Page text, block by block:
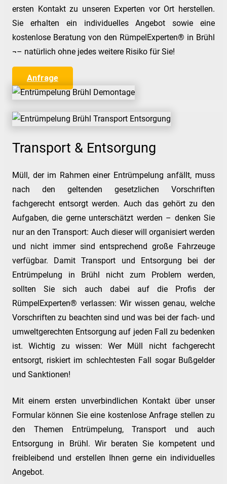
ersten Kontakt zu unseren Experten vor Ort herstellen.
Sie erhalten ein individuelles Angebot sowie eine
kostenlose Beratung von den RümpelExperten® in Brühl
¬– natürlich ohne jedes weitere Risiko für Sie!
Anfrage
Transport & Entsorgung
Müll, der im Rahmen einer Entrümpelung anfällt, muss
nach den geltenden gesetzlichen Vorschriften
fachgerecht entsorgt werden. Auch das gehört zu den
Aufgaben, die gerne unterschätzt werden – denken Sie
nur an den Transport: Auch dieser will organisiert werden
und nicht immer sind entsprechend große Fahrzeuge
verfügbar. Damit Transport und Entsorgung bei der
Entrümpelung in Brühl nicht zum Problem werden,
sollten Sie sich auch dabei auf die Profis der
RümpelExperten® verlassen: Wir wissen genau, welche
Vorschriften zu beachten sind und was bei der fach- und
umweltgerechten Entsorgung auf jeden Fall zu bedenken
ist. Wichtig zu wissen: Wer Müll nicht fachgerecht
entsorgt, riskiert im schlechtesten Fall sogar Bußgelder
und Sanktionen!
Mit einem ersten unverbindlichen Kontakt über unser
Formular können Sie eine kostenlose Anfrage stellen zu
den Themen Entrümpelung, Transport und auch
Entsorgung in Brühl. Wir beraten Sie kompetent und
freibleibend und erstellen Ihnen gerne ein individuelles
Angebot.